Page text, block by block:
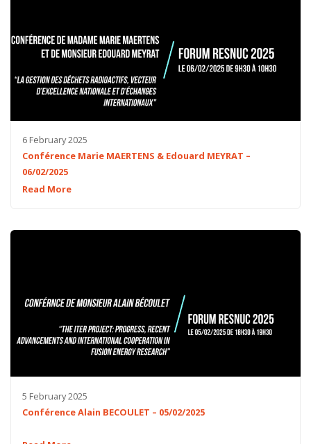
6 February 2025
Conférence Marie MAERTENS & Edouard MEYRAT –
06/02/2025
Read More
5 February 2025
Conférence Alain BECOULET – 05/02/2025